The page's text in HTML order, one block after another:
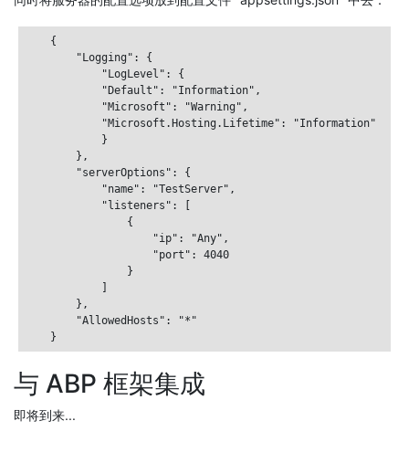
    {
        "Logging": {
            "LogLevel": {
            "Default": "Information",
            "Microsoft": "Warning",
            "Microsoft.Hosting.Lifetime": "Information"
            }
        },
        "serverOptions": {
            "name": "TestServer",
            "listeners": [
                {
                    "ip": "Any",
                    "port": 4040
                }
        },
        "AllowedHosts": "*"
与 ABP 框架集成
即将到来...